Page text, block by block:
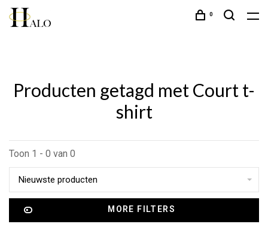
0
Producten getagd met Court t-
shirt
Toon 1 - 0 van 0
Nieuwste producten
MORE FILTERS